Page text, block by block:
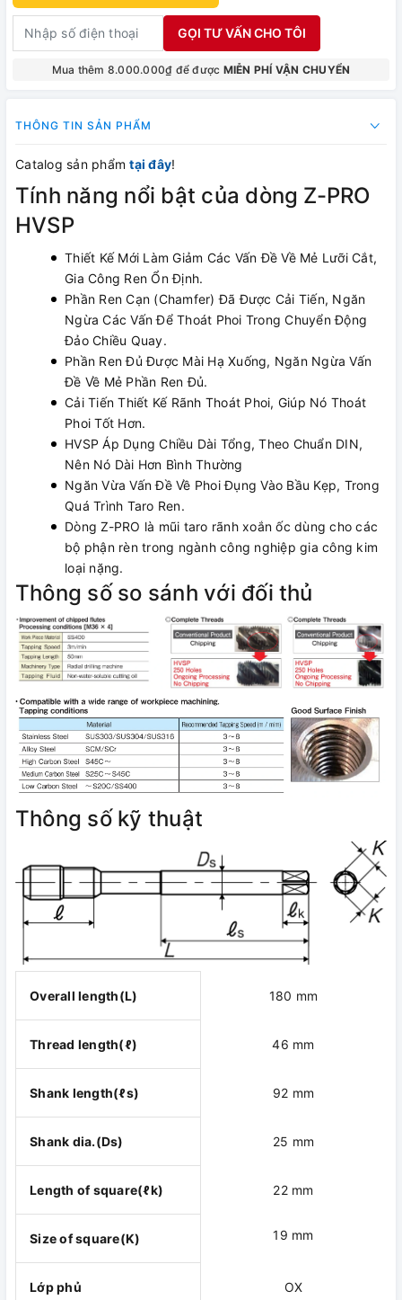
GỌI TƯ VẤN CHO TÔI
Mua thêm 8.000.000₫ để được MIỄN PHÍ VẬN CHUYỂN
THÔNG TIN SẢN PHẨM
Catalog sản phẩmtại đây!
Tính năng nổi bật của dòng Z-PRO
HVSP
Thiết Kế Mới Làm Giảm Các Vấn Đề Về Mẻ Lưỡi Cắt,
Gia Công Ren Ổn Định.
Phần Ren Cạn (Chamfer) Đã Được Cải Tiến, Ngăn
Ngừa Các Vấn Để Thoát Phoi Trong Chuyển Động
Đảo Chiều Quay.
Phần Ren Đủ Được Mài Hạ Xuống, Ngăn Ngừa Vấn
Đề Về Mẻ Phần Ren Đủ.
Cải Tiến Thiết Kế Rãnh Thoát Phoi, Giúp Nó Thoát
Phoi Tốt Hơn.
HVSP Áp Dụng Chiều Dài Tổng, Theo Chuẩn DIN,
Nên Nó Dài Hơn Bình Thường
Ngăn Vừa Vấn Đề Về Phoi Đụng Vào Bầu Kẹp, Trong
Quá Trình Taro Ren.
Dòng Z-PRO là mũi taro rãnh xoắn ốc dùng cho các
bộ phận rèn trong ngành công nghiệp gia công kim
loại nặng.
Thông số so sánh với đối thủ
Thông số kỹ thuật
Overall length(L) 180 mm
Thread length(ℓ) 46 mm
Shank length(ℓs) 92 mm
Shank dia.(Ds) 25 mm
Length of square(ℓk) 22 mm
Size of square(K) 19 mm
Lớp phủ OX